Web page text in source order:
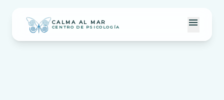
CALMA AL MAR
CENTRO DE PSICOLOGÍA menu